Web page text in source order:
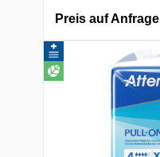
Preis auf Anfrage